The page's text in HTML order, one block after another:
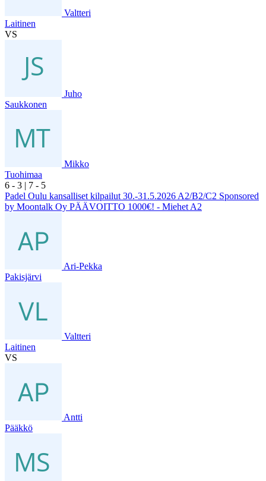
Valtteri
Laitinen
VS
Juho
Saukkonen
Mikko
Tuohimaa
6 - 3 | 7 - 5
Padel Oulu kansalliset kilpailut 30.-31.5.2026 A2/B2/C2 Sponsored
by Moontalk Oy PÄÄVOITTO 1000€! - Miehet A2
Ari-Pekka
Pakisjärvi
Valtteri
Laitinen
VS
Antti
Pääkkö